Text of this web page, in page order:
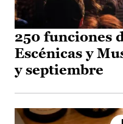
250 funciones
Escénicas y
y septiembre